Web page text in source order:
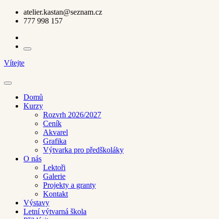
Skip
content
atelier.kastan@seznam.cz
777 998 157
Vítejte
Domů
Kurzy
Rozvrh 2026/2027
Ceník
Akvarel
Grafika
Výtvarka pro předškoláky
O nás
Lektoři
Galerie
Projekty a granty
Kontakt
Výstavy
Letní výtvarná škola